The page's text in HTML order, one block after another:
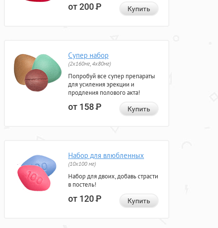
от 200Р Купить
Супер набор
(2х160мг, 4х80мг)
Попробуй все супер препараты
для усиления эрекции и
продления полового акта!
от 158Р Купить
Набор для влюбленных
(10х100 мг)
Набор для двоих, добавь страсти
в постель!
от 120Р Купить